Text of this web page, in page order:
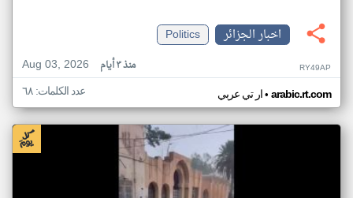
اخبار الجزائر
Politics
Aug 03, 2026
منذ ٣ أيام RY49AP
ار تي عربي• arabic.rt.com عدد الكلمات: ٦٨